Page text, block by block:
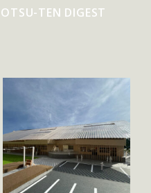
TEN DIGEST